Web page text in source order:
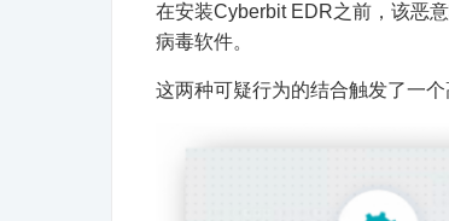
在安装Cyberbit EDR之前，该恶
病毒软件。
这两种可疑行为的结合触发了一